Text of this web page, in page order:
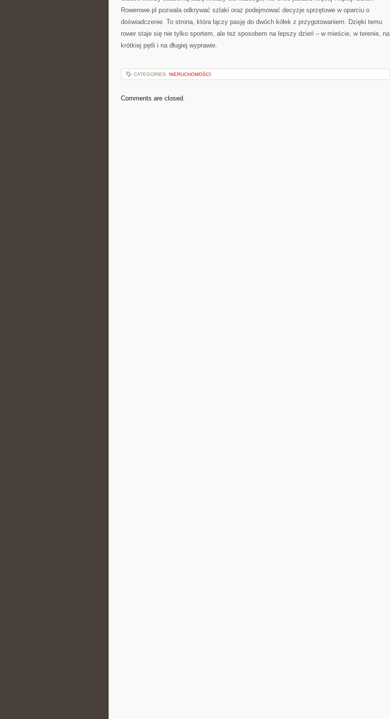
Rowerowe.pl pozwala odkrywać szlaki oraz podejmować decyzje sprzętowe w oparciu o
doświadczenie. To strona, która łączy pasję do dwóch kółek z przygotowaniem. Dzięki temu
rower staje się nie tylko sportem, ale też sposobem na lepszy dzień – w mieście, w terenie, na
krótkiej pętli i na długiej wyprawie.
CATEGORIES: NIERUCHOMOŚCI
Comments are closed.